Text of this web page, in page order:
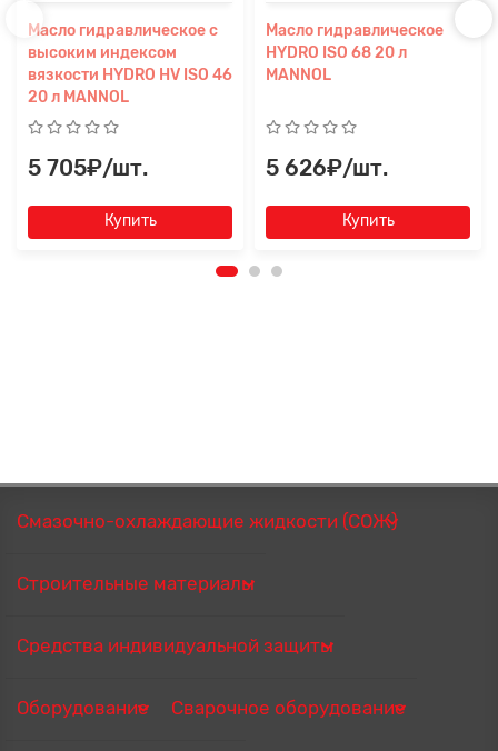
Масло гидравлическое с
высоким индексом
вязкости HYDRO HV ISO 46
20 л MANNOL
5 705₽/шт.
Купить
Масло гидравлическое
HYDRO ISO 68 20 л
MANNOL
5 626₽/шт.
Купить
Смазочно-охлаждающие жидкости (СОЖ)
Строительные материалы
Средства индивидуальной защиты
Оборудование Сварочное оборудование